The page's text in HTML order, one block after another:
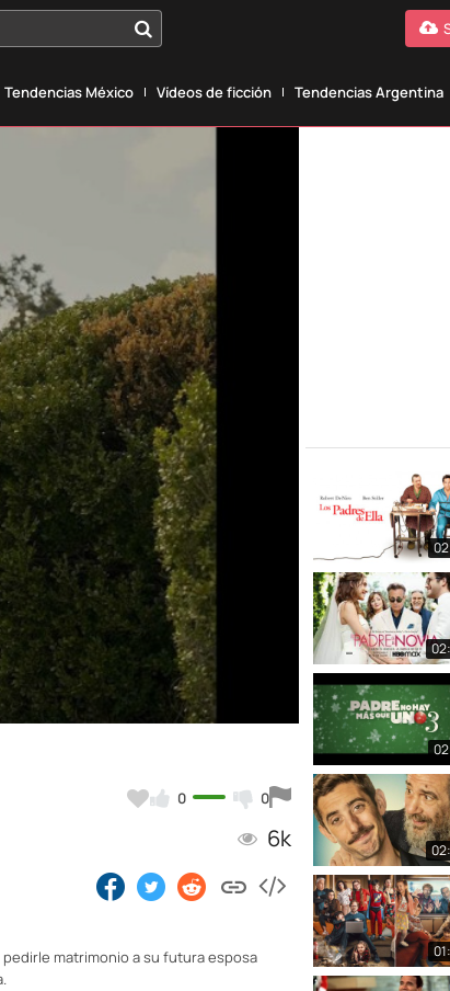
Tendencias México Vídeos de ficción Tendencias Argentina
0 0
6k
matrimonio a su futura esposa